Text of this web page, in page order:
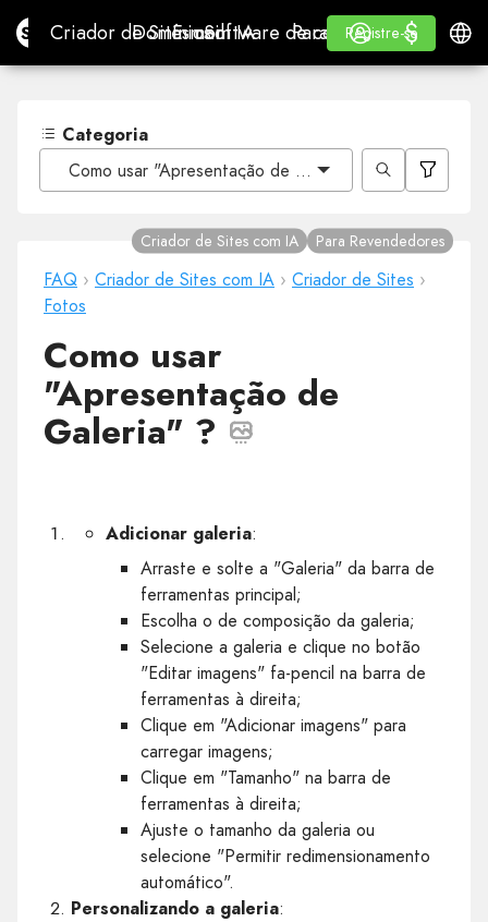
Site.proCriador de Sites com IA
Criador de Sites com IA
Domínios
Domínios
E-mail
E-mailSoftware de contabilidade
Software de contabilidade
Para
Para Revendedores
WHITE LABEL
Aprender
Aprender
Registre-se
Registre-se
Iniciar Sessão
$
$
Categoria
Como usar "Apresentação de Galeria" ?
FAQ › Criador de Sites com IA › Criador de Sites ›
Fotos
Criador de Sites com IA Para Revendedores
Como usar
"Apresentação de
Galeria" ?
Adicionar galeria:
Arraste e solte a "Galeria" da barra de
ferramentas principal;
Escolha o de composição da galeria;
Selecione a galeria e clique no botão
"Editar imagens" fa-pencil na barra de
ferramentas à direita;
Clique em "Adicionar imagens" para
carregar imagens;
Clique em "Tamanho" na barra de
ferramentas à direita;
Ajuste o tamanho da galeria ou
selecione "Permitir redimensionamento
automático".
Personalizando a galeria: